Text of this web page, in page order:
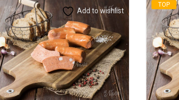
Add to wishlist
TOP